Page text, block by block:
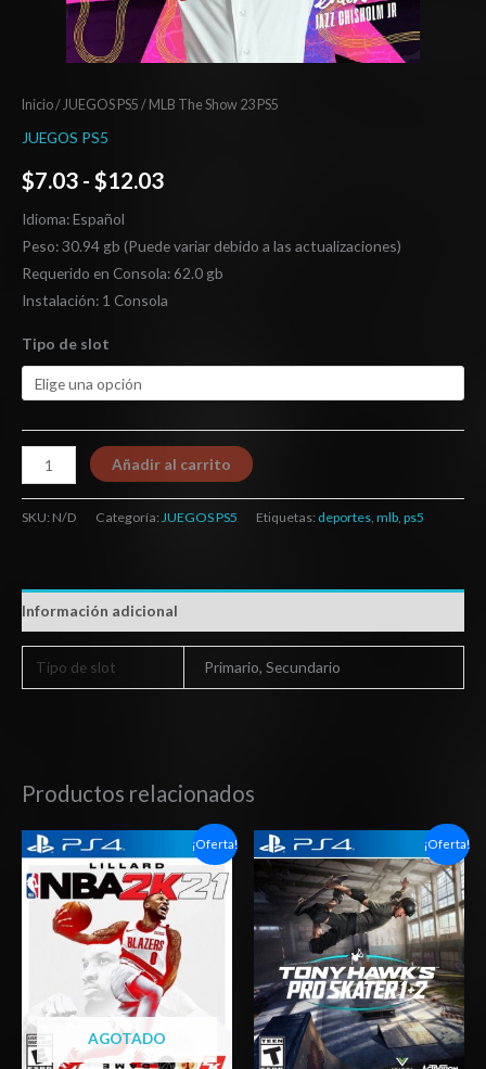
Inicio/ JUEGOS PS5 / MLB The Show 23 PS5
JUEGOS PS5
$7.03 - $12.03
Idioma: Español
Peso: 30.94 gb (Puede variar debido a las actualizaciones)
Requerido en Consola: 62.0 gb
Instalación: 1 Consola
Tipo de slot
Añadir al carrito
SKU: N/D Categoría: JUEGOS PS5 Etiquetas: deportes, mlb, ps5
Información adicional
Tipo de slot Primario, Secundario
Productos relacionados
¡Oferta!
AGOTADO
Rango
de
precios:
desde
$15.03
hasta
$25.03
¡Oferta!
Rango
de
precios:
desde
$14.03
hasta
$20.03